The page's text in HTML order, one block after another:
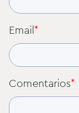
Email*
Comentarios*